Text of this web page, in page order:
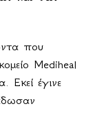
που
Mediheal
Εκεί έγινε